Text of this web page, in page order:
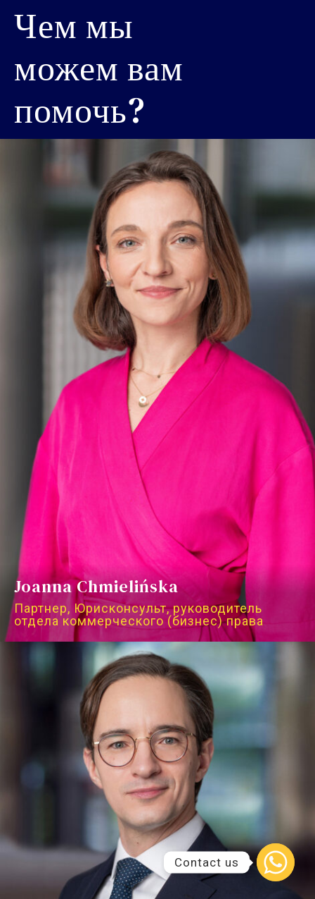
Чем мы
можем вам
помочь?
Joanna Chmielińska
Партнер, Юрисконсульт, руководитель
отдела коммерческого (бизнес) права
Contact us